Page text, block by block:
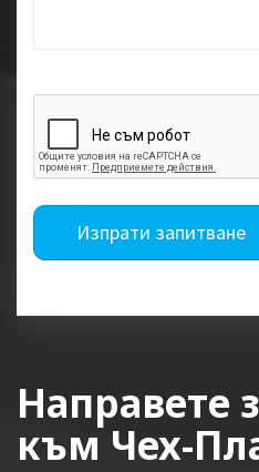
Изпрати запитване
Направете
към Чех-